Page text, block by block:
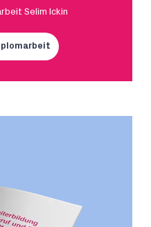
Selim Ickin